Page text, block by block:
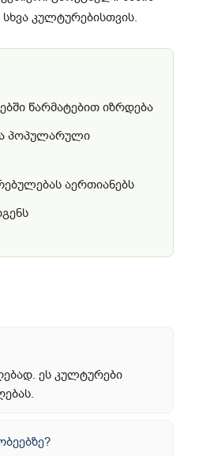
სხვა კულტურებისთვის.
წარმატებით იზრდება
პოპულარული
აერთიანებს
ეს კულტურები